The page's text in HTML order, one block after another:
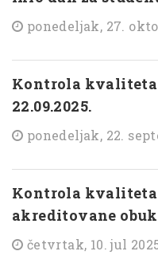
ponedeljak, 27.
Kontrola kvaliteta
22.09.2025.
ponedeljak, 22.
Kontrola
akreditovane
četvrtak, 10. jul